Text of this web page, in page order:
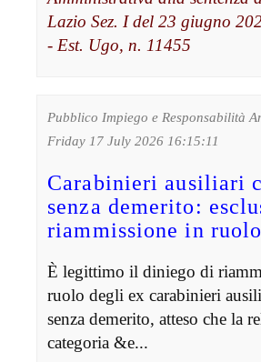
Lazio Sez. I del 23 giugno
- Est. Ugo, n. 11455
Pubblico Impiego e Responsabilità
Friday 17 July 2026 16:15:11
Carabinieri ausiliari
senza demerito:
riammissione in ruolo
È legittimo il diniego di
ruolo degli ex carabinieri
senza demerito, atteso che la
categoria &e...